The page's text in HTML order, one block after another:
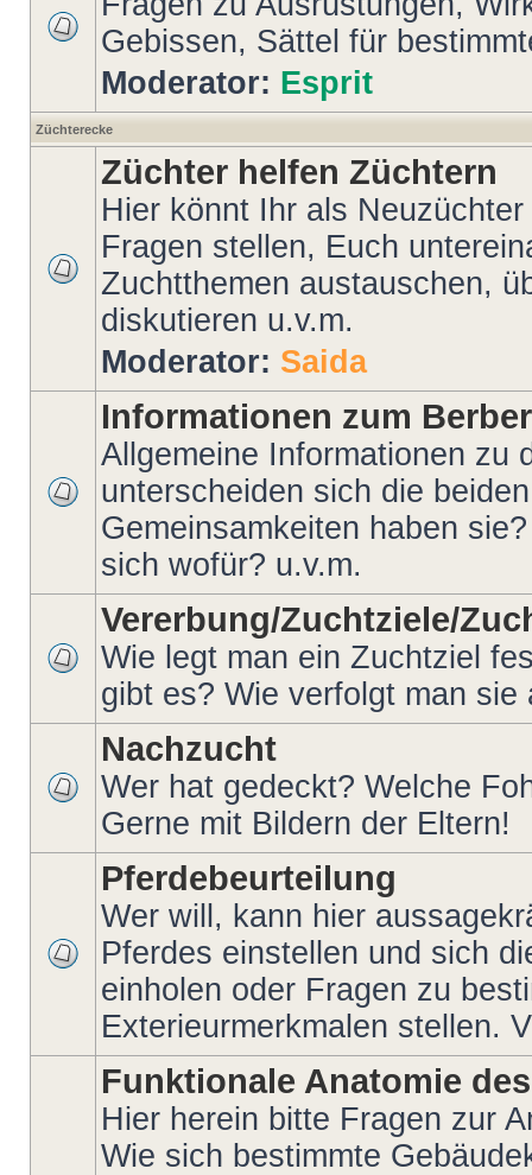
Gebissen, Sättel für
Moderator: Esprit
Züchterecke
Züchter helfen Züchtern
Hier könnt Ihr als
Fragen stellen, Euch
Zuchtthemen austauschen,
diskutieren u.v.m.
Moderator: Saida
Informationen zum
Allgemeine Informationen zu
unterscheiden sich die
Gemeinsamkeiten haben
sich wofür? u.v.m.
Vererbung/Zuchtziele/
Wie legt man ein Zuchtziel
gibt es? Wie verfolgt man sie
Nachzucht
Wer hat gedeckt? Welche
Gerne mit Bildern der Eltern!
Pferdebeurteilung
Wer will, kann hier
Pferdes einstellen und sich
einholen oder Fragen zu
Exterieurmerkmalen stellen.
Funktionale Anatomie
Hier herein bitte Fragen zur
Wie sich bestimmte